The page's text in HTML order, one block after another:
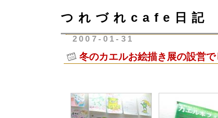
つれづれcafe日記
2007-01-31
冬のカエルお絵描き展の設営で